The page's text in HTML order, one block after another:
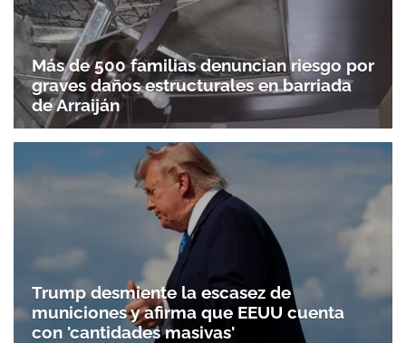
Gracias por suscribirte a nuestro boletín.
ACEPTAR
Más de 500 familias denuncian riesgo por
graves daños estructurales en barriada
de Arraiján
Trump desmiente la escasez de
municiones y afirma que EEUU cuenta
con 'cantidades masivas'